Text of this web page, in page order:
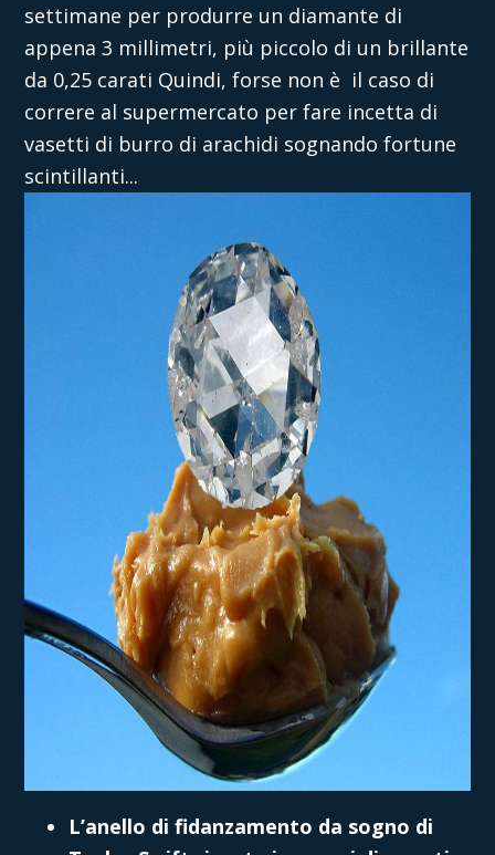
settimane per produrre un diamante di
appena 3 millimetri, più piccolo di un brillante
da 0,25 carati Quindi, forse non è il caso di
correre al supermercato per fare incetta di
vasetti di burro di arachidi sognando fortune
scintillanti...
L’anello di fidanzamento da sogno di